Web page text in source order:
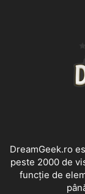
DreamGeek.ro
peste 2000 de
funcție de